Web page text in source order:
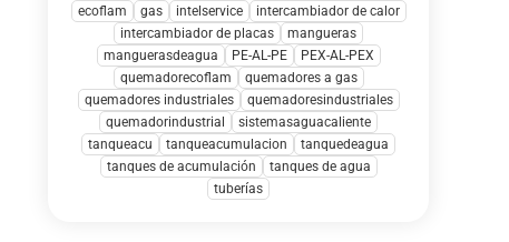
ecoflam
gas intelservice
intercambiador de calor
intercambiador de placas
mangueras
manguerasdeagua
PE-AL-PE
PEX-AL-PEX
quemadorecoflam
quemadores a gas
quemadores industriales
quemadoresindustriales
quemadorindustrial
sistemasaguacaliente
tanqueacu
tanqueacumulacion
tanquedeagua
tanques de acumulación
tanques de agua
tuberías